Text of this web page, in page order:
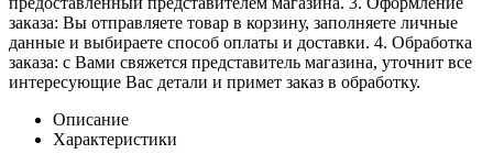
заказа: Вы отправляете товар в корзину, заполняете личные
данные и выбираете способ оплаты и доставки. 4. Обработка
заказа: с Вами свяжется представитель магазина, уточнит все
интересующие Вас детали и примет заказ в обработку.
Описание
Характеристики